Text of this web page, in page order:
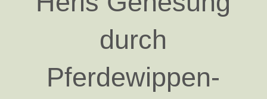
durch
Pferdewippen-